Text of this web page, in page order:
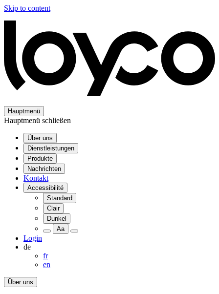
Skip to content
Hauptmenü
Hauptmenü schließen
Über uns
Dienstleistungen
Produkte
Nachrichten
Kontakt
Accessibilité
Standard
Clair
Dunkel
Aa
Login
de
fr
en
Über uns